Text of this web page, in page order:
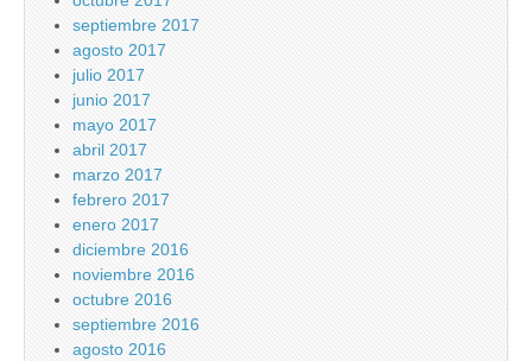
septiembre 2017
agosto 2017
julio 2017
junio 2017
mayo 2017
abril 2017
marzo 2017
febrero 2017
enero 2017
diciembre 2016
noviembre 2016
octubre 2016
septiembre 2016
agosto 2016